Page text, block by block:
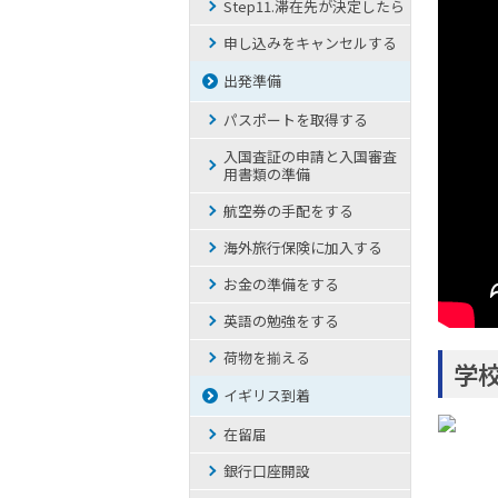
学
Step11.滞在先が決定したら
申し込みをキャンセルする
出発準備
パスポートを取得する
入国査証の申請と入国審査
用書類の準備
航空券の手配をする
海外旅行保険に加入する
お金の準備をする
英語の勉強をする
荷物を揃える
イギリス到着
在留届
銀行口座開設